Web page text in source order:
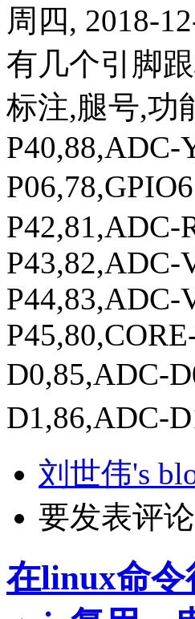
周四, 2018-
有几个引脚
标注,腿号,功
P40,88,ADC-
P42,81,ADC-
P43,82,ADC-
P44,83,ADC-
D0,85,ADC-
D1,86,ADC-
刘世伟's
要发表评
在linux命令